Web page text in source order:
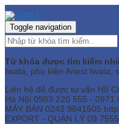
Toggle navigation
Từ khóa được tìm kiếm
Iwata, phụ kiện Anest Iwata,
Liên hệ để được tư vấn Hồ
Hà Nội 0983 220 555 - 0971
MÁY BÀN 0243 9841505
EXPORT - QUẢN LÝ 09